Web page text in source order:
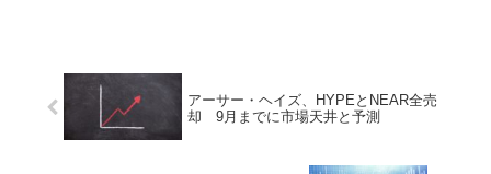
アーサー・ヘイズ、HYPEとNEAR全売
却 9月までに市場天井と予測